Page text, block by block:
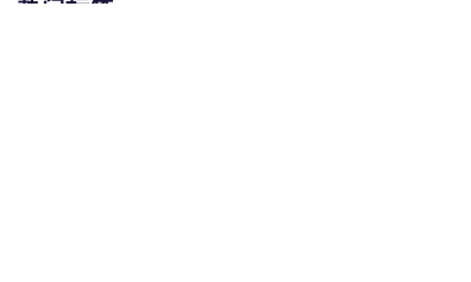
热门标签